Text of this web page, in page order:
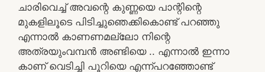
ചാരിവെച്ച് അവന്റെ കുണ്ണയെ പാന്റിന്റെ
മുകളിലൂടെ പിടിച്ചുഞെക്കികൊണ്ട് പറഞ്ഞു
എന്നാൽ കാണണമല്ലോ നിന്റെ
അത്രയുംവമ്പൻ അണ്ടിയെ .. എന്നാൽ ഇന്നാ
കാണ് വെടിച്ചി പൂറിയെ എന്ന്പറഞ്ഞോണ്ട്